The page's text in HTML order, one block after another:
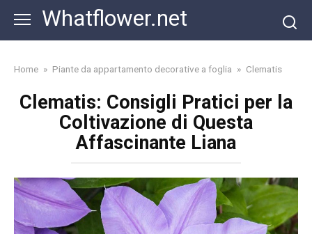
content
Whatflower.net
Home » Piante da appartamento decorative a foglia » Clematis
Clematis: Consigli Pratici per la
Coltivazione di Questa
Affascinante Liana